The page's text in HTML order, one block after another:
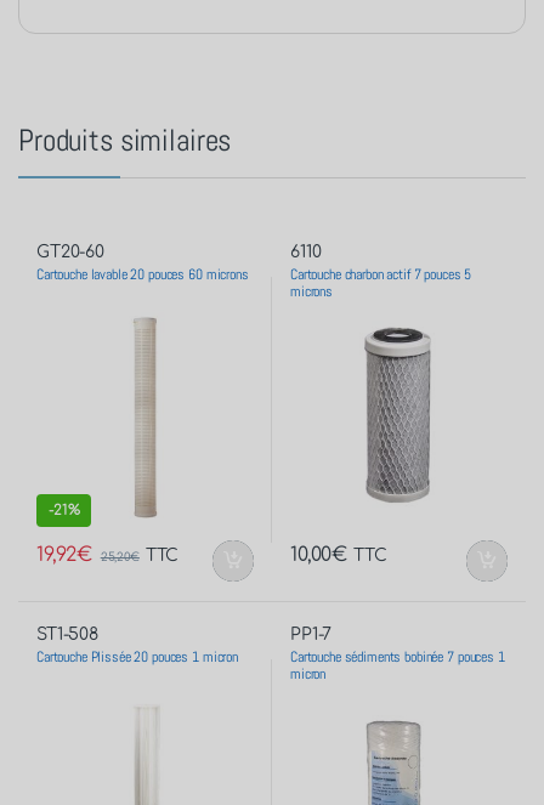
Produits similaires
GT20-60
Cartouche lavable 20 pouces 60 microns
-21%
19,92€ 25,20€ TTC
6110
Cartouche charbon actif 7 pouces 5
microns
10,00€ TTC
ST1-508
Cartouche Plissée 20 pouces 1 micron
PP1-7
Cartouche sédiments bobinée 7 pouces 1
micron